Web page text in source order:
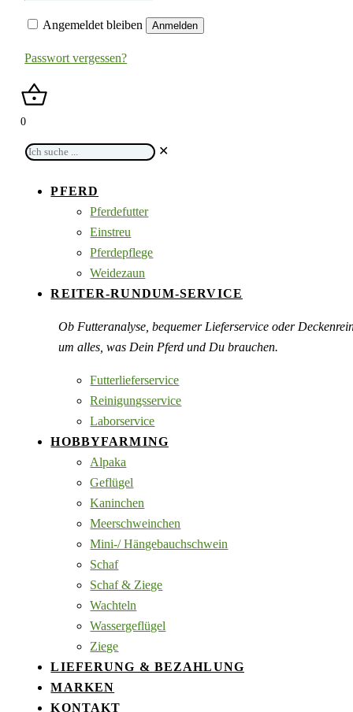
Angemeldet bleiben Anmelden
Passwort vergessen?
0
Ich
✕
PFERD
Pferdefutter
Einstreu
Pferdepflege
Weidezaun
REITER-RUNDUM-SERVICE
Ob Futteranalyse, bequemer Lieferservice oder
um alles, was Dein Pferd und Du brauchen.
Futterlieferservice
Reinigungsservice
Laborservice
HOBBYFARMING
Alpaka
Geflügel
Kaninchen
Meerschweinchen
Mini-/ Hängebauchschwein
Schaf
Schaf & Ziege
Wachteln
Wassergeflügel
Ziege
LIEFERUNG & BEZAHLUNG
MARKEN
KONTAKT